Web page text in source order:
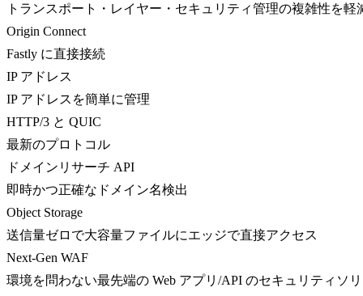
トランスポート・レイヤー・セキュリティ管理の複雑性を軽
Origin Connect
Fastly に直接接続
IP アドレス
IP アドレスを簡単に管理
HTTP/3 と QUIC
最新のプロトコル
ドメインリサーチ API
即時かつ正確なドメイン名検出
Object Storage
送信量ゼロで大容量ファイルにエッジで直接アクセス
Next-Gen WAF
環境を問わない最先端の Web アプリ/API のセキュリティソ